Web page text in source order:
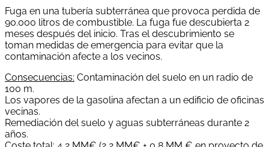
Fuga en una tubería subterránea que provoca perdida de
90.000 litros de combustible. La fuga fue descubierta 2
meses después del inicio. Tras el descubrimiento se
toman medidas de emergencia para evitar que la
contaminación afecte a los vecinos.
Consecuencias: Contaminación del suelo en un radio de
100 m.
Los vapores de la gasolina afectan a un edificio de oficinas
vecinas.
Remediación del suelo y aguas subterráneas durante 2
años.